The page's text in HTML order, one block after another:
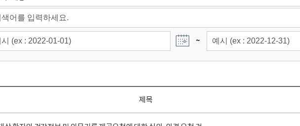
~
제목